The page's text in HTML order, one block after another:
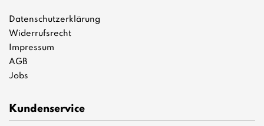
Datenschutzerklärung
Widerrufsrecht
Impressum
AGB
Jobs
Kundenservice